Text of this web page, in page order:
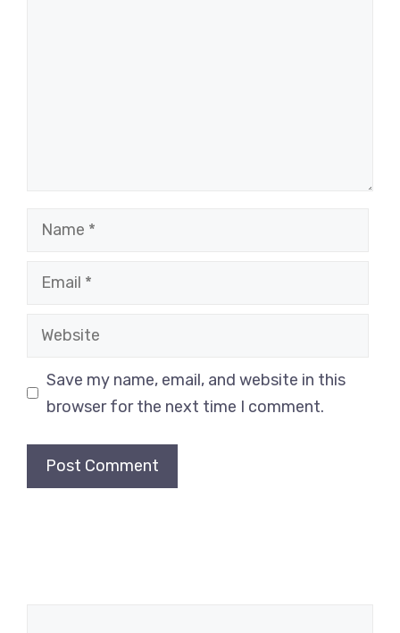
Name
Email
Website
Save my name, email, and website in this
browser for the next time I comment.